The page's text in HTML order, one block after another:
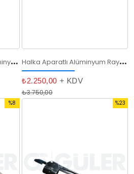
H
alkalı Yük Sabitleme Alüminyum Ray 12 Cm H
alka Aparatlı Alüminyum Ray 30cm
₺2.250,00 + KDV
₺3.750,00
%8
%23